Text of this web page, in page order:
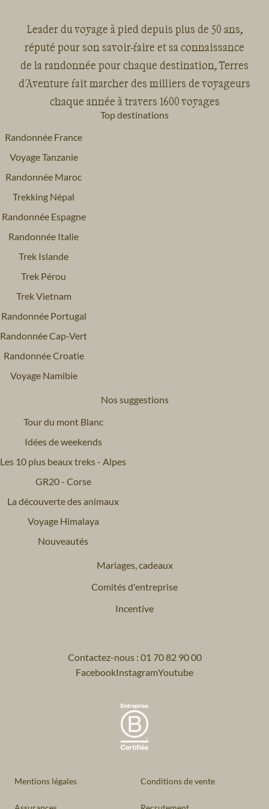
Leader du voyage à pied depuis plus de 50 ans,
réputé pour son savoir-faire et sa connaissance
de la randonnée pour chaque destination, Terres
d'Aventure fait marcher des milliers de voyageurs
chaque année à travers 1600 voyages
Top destinations
Randonnée France
Voyage Tanzanie
Randonnée Maroc
Trekking Népal
Randonnée Espagne
Randonnée Italie
Trek Islande
Trek Pérou
Trek Vietnam
Randonnée Portugal
Randonnée Cap-Vert
Randonnée Croatie
Voyage Namibie
Nos suggestions
Tour du mont Blanc
Idées de weekends
Les 10 plus beaux treks - Alpes
GR20 - Corse
La découverte des animaux
Voyage Himalaya
Nouveautés
Mariages, cadeaux
Comités d'entreprise
Incentive
Contactez-nous : 01 70 82 90 00
FacebookInstagramYoutube
Mentions légales Conditions de vente